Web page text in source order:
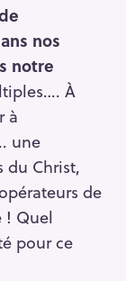
nos
notre
À
à
une
du Christ,
de
! Quel
pour ce